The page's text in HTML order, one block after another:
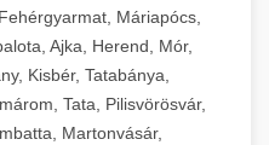
Máriapócs,
Ajka, Herend, Mór,
Kisbér, Tatabánya,
Tata, Pilisvörösvár,
Martonvásár,